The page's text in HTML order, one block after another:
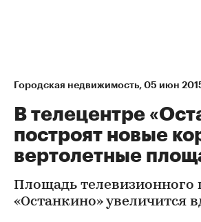
Городская недвижимость⁠, 05 июн
В телецентре
построят новые
вертолетные
Площадь телевизионного
«Останкино» увеличится